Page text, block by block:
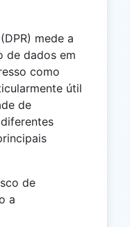
mede a
de dados em
como
útil
de
de
a